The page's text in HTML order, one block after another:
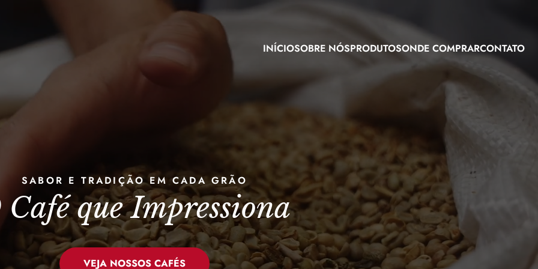
INÍCIOSOBRE NÓSPRODUTOSONDE COMPRARCONTATO
SABOR E TRADIÇÃO EM CADA GRÃO
Café que Impressiona
VEJA NOSSOS CAFÉS